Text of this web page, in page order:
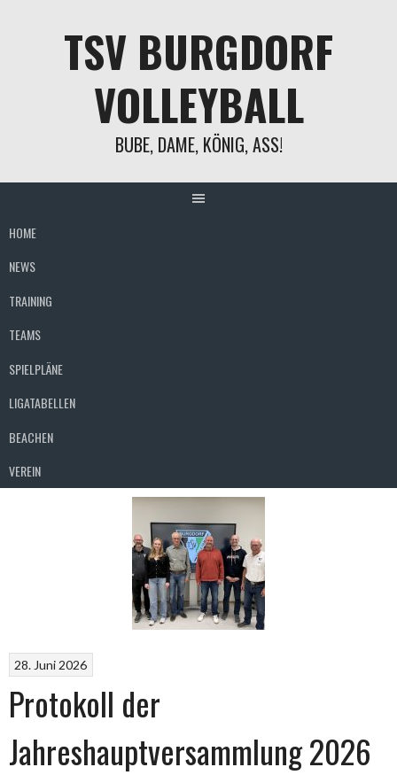
TSV BURGDORF
VOLLEYBALL
BUBE, DAME, KÖNIG, ASS!
HOME
NEWS
TRAINING
TEAMS
SPIELPLÄNE
LIGATABELLEN
BEACHEN
VEREIN
28. Juni 2026
Protokoll der
Jahreshauptversammlung 2026